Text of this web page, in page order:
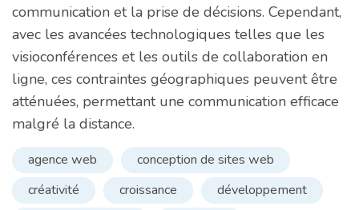
communication et la prise de décisions. Cependant,
avec les avancées technologiques telles que les
visioconférences et les outils de collaboration en
ligne, ces contraintes géographiques peuvent être
atténuées, permettant une communication efficace
malgré la distance.
agence web
conception de sites web
créativité
croissance
développement